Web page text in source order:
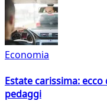
Economia
Estate carissima:
pedaggi